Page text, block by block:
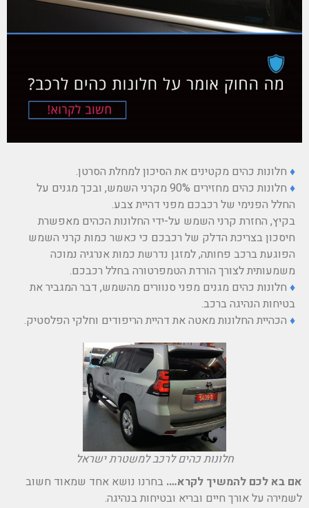
♦ חלונות כהים מקטינים את הסיכון למחלת הסרטן.
♦
חלונות כהים מחזירים 90% מקרני השמש, ובכך מגנים על
החלל הפנימי של רכבכם מפני דהיית צבע.
בקיץ, החזרת קרני השמש על-ידי החלונות הכהים מאפשרת
חיסכון בצריכת הדלק של רכבכם כי כאשר כמות קרני השמש
הפוגעת ברכב פחותה, למזגן נדרשת כמות אנרגיה נמוכה
משמעותית לצורך הורדת הטמפרטורה בחלל רכבכם.
♦ חלונות כהים מגנים מפני סנוורים מהשמש, דבר המגביר את
בטיחות הנהיגה ברכב.
♦ הכהיית החלונות מאטה את דהיית הריפודים וחלקי הפלסטיק.
חלונות כהים לרכב למשטרת ישראל
אם בא לכם להמשיך לקרא…. בחרנו נושא אחד שמאוד חשוב
לשמירה על אורך חיים ובריא ובטיחות בנהיגה.